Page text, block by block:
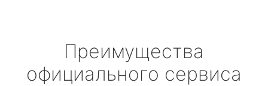
Преимущества
официального сервиса